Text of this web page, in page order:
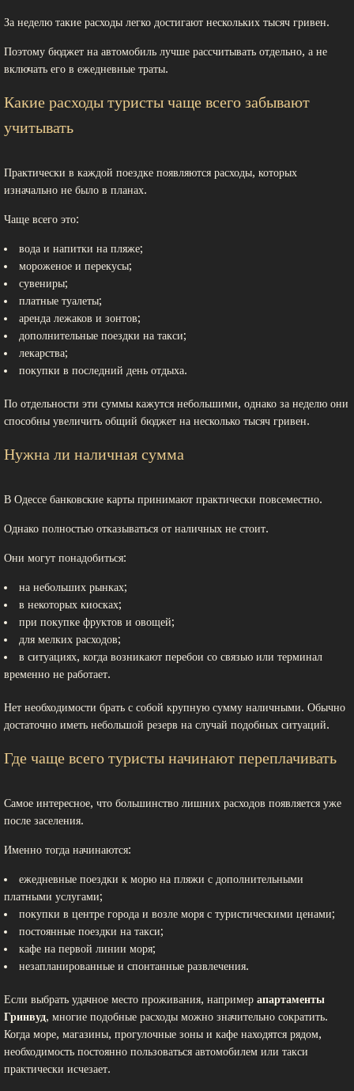
За неделю такие расходы легко достигают нескольких тысяч гривен.
Поэтому бюджет на автомобиль лучше рассчитывать отдельно, а не
включать его в ежедневные траты.
Какие расходы туристы чаще всего забывают
учитывать
Практически в каждой поездке появляются расходы, которых
изначально не было в планах.
Чаще всего это:
вода и напитки на пляже;
мороженое и перекусы;
сувениры;
платные туалеты;
аренда лежаков и зонтов;
дополнительные поездки на такси;
лекарства;
покупки в последний день отдыха.
По отдельности эти суммы кажутся небольшими, однако за неделю они
способны увеличить общий бюджет на несколько тысяч гривен.
Нужна ли наличная сумма
В Одессе банковские карты принимают практически повсеместно.
Однако полностью отказываться от наличных не стоит.
Они могут понадобиться:
на небольших рынках;
в некоторых киосках;
при покупке фруктов и овощей;
для мелких расходов;
в ситуациях, когда возникают перебои со связью или терминал
временно не работает.
Нет необходимости брать с собой крупную сумму наличными. Обычно
достаточно иметь небольшой резерв на случай подобных ситуаций.
Где чаще всего туристы начинают переплачивать
Самое интересное, что большинство лишних расходов появляется уже
после заселения.
Именно тогда начинаются:
ежедневные поездки к морю на пляжи с дополнительными
платными услугами;
покупки в центре города и возле моря с туристическими ценами;
постоянные поездки на такси;
кафе на первой линии моря;
незапланированные и спонтанные развлечения.
Если выбрать удачное место проживания, например апартаменты
Гринвуд, многие подобные расходы можно значительно сократить.
Когда море, магазины, прогулочные зоны и кафе находятся рядом,
необходимость постоянно пользоваться автомобилем или такси
практически исчезает.